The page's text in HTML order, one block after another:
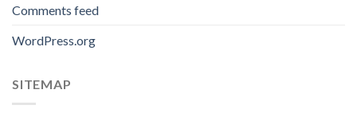
Comments feed
WordPress.org
SITEMAP